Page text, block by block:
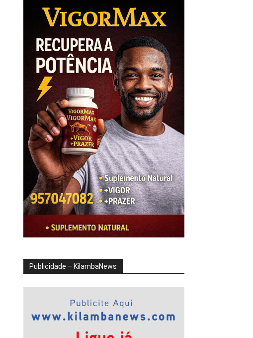
Publicidade – KilambaNews